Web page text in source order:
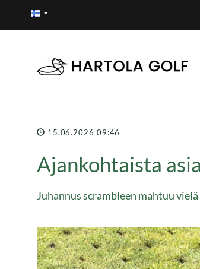
15.06.2026 09:46
Ajankohtaista
Juhannus scrambleen mahtuu